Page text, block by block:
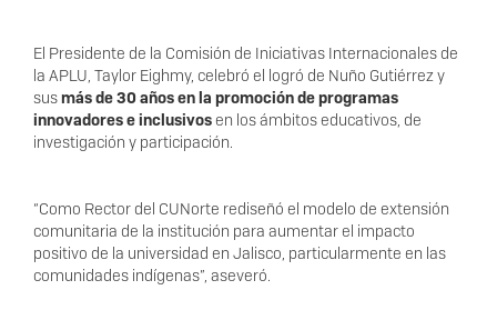
El Presidente de la Comisión de Iniciativas Internacionales de
la APLU, Taylor Eighmy, celebró el logró de Nuño Gutiérrez y
susmás de 30 años en la promoción de programas
innovadores e inclusivos en los ámbitos educativos, de
investigación y participación.
“Como Rector del CUNorte rediseñó el modelo de extensión
comunitaria de la institución para aumentar el impacto
positivo de la universidad en Jalisco, particularmente en las
comunidades indígenas”, aseveró.